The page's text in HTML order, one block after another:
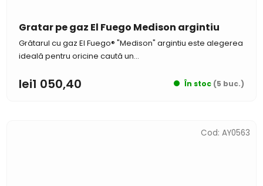
Gratar pe gaz El Fuego Medison argintiu
În stoc (5 buc.)
lei1 050,40
Grătarul cu gaz El Fuego® "Medison" argintiu este alegerea
ideală pentru oricine caută un...
Cod: AY0563